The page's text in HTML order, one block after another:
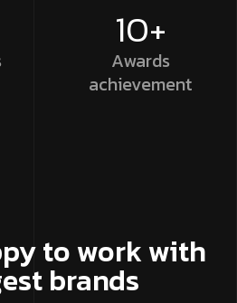
10+
Awards
achievement
to work with
brands